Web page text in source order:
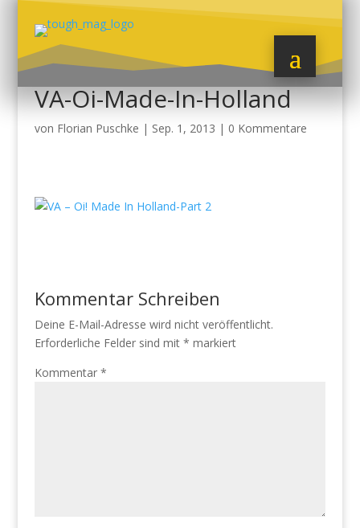
VA-Oi-Made-In-Holland
von Florian Puschke | Sep. 1, 2013 | 0 Kommentare
Kommentar Schreiben
Deine E-Mail-Adresse wird nicht veröffentlicht.
Erforderliche Felder sind mit * markiert
Kommentar *